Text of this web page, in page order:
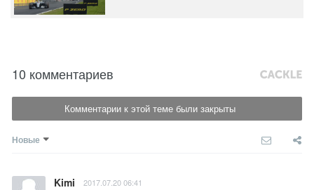
10 комментариев
Комментарии к этой теме были закрыты
Новые
Kimi 2017.07.20 06:41